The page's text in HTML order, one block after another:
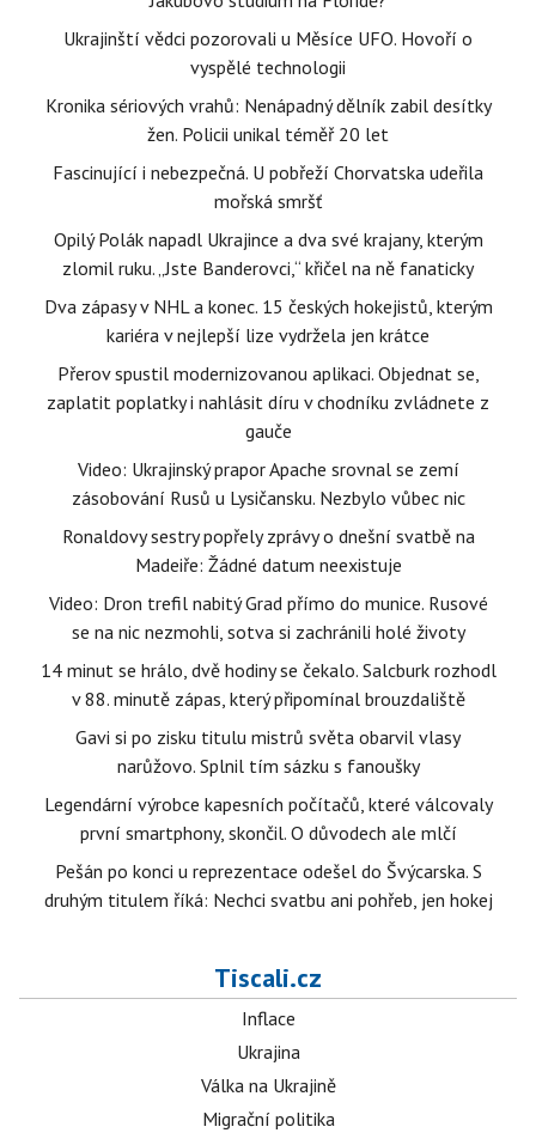
Ukrajinští vědci pozorovali u Měsíce UFO. Hovoří o
vyspělé technologii
Kronika sériových vrahů: Nenápadný dělník zabil desítky
žen. Policii unikal téměř 20 let
Fascinující i nebezpečná. U pobřeží Chorvatska udeřila
mořská smršť
Opilý Polák napadl Ukrajince a dva své krajany, kterým
zlomil ruku. „Jste Banderovci,“ křičel na ně fanaticky
Dva zápasy v NHL a konec. 15 českých hokejistů, kterým
kariéra v nejlepší lize vydržela jen krátce
Přerov spustil modernizovanou aplikaci. Objednat se,
zaplatit poplatky i nahlásit díru v chodníku zvládnete z
gauče
Video: Ukrajinský prapor Apache srovnal se zemí
zásobování Rusů u Lysičansku. Nezbylo vůbec nic
Ronaldovy sestry popřely zprávy o dnešní svatbě na
Madeiře: Žádné datum neexistuje
Video: Dron trefil nabitý Grad přímo do munice. Rusové
se na nic nezmohli, sotva si zachránili holé životy
14 minut se hrálo, dvě hodiny se čekalo. Salcburk rozhodl
v 88. minutě zápas, který připomínal brouzdaliště
Gavi si po zisku titulu mistrů světa obarvil vlasy
narůžovo. Splnil tím sázku s fanoušky
Legendární výrobce kapesních počítačů, které válcovaly
první smartphony, skončil. O důvodech ale mlčí
Pešán po konci u reprezentace odešel do Švýcarska. S
druhým titulem říká: Nechci svatbu ani pohřeb, jen hokej
Tiscali.cz
Inflace
Ukrajina
Válka na Ukrajině
Migrační politika